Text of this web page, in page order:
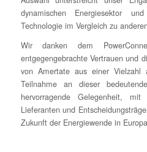
dynamischen Energiesektor
Technologie im Vergleich zu
Wir danken dem
entgegengebrachte Vertrauen und
von Amertate aus einer Vielzahl
Teilnahme an dieser
hervorragende Gelegenheit, mit
Lieferanten und
Zukunft der Energiewende in